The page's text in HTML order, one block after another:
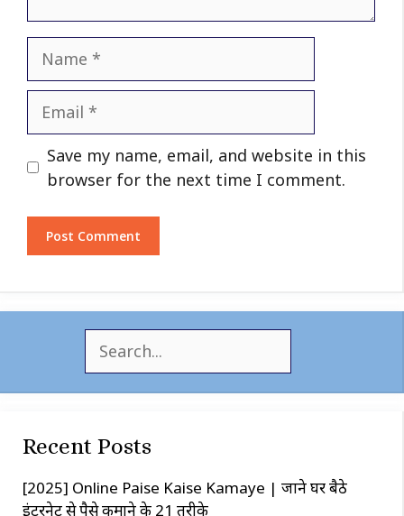
Name
Email
Website
Save my name, email, and website in this
browser for the next time I comment.
h
Recent Posts
[2025] Online Paise Kaise Kamaye | जाने घर बैठे
इंटरनेट से पैसे कमाने के 21 तरीके